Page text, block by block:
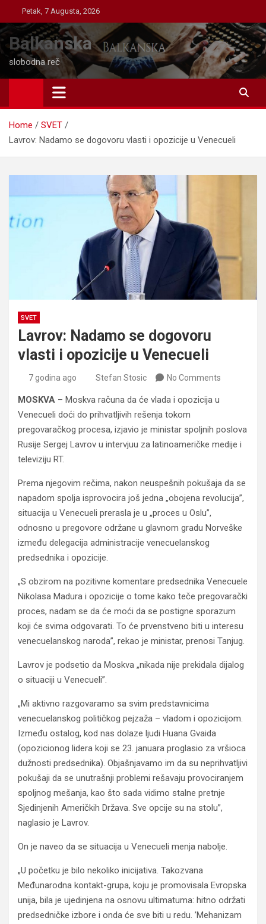
to
content
Petak, 7 Augusta, 2026
Balkanska
slobodna reč
Home
SVET
Lavrov: Nadamo se dogovoru vlasti i opozicije u Venecueli
SVET
Lavrov: Nadamo se dogovoru
vlasti i opozicije u Venecueli
7 godina ago Stefan Stosic No Comments
MOSKVA – Moskva računa da će vlada i opozicija u
Venecueli doći do prihvatljivih rešenja tokom
pregovaračkog procesa, izjavio je ministar spoljnih poslova
Rusije Sergej Lavrov u intervjuu za latinoameričke medije i
televiziju RT.
Prema njegovim rečima, nakon neuspešnih pokušaja da se
napadom spolja isprovocira još jedna „obojena revolucija”,
situacija u Venecueli prerasla je u „proces u Oslu”,
odnosno u pregovore održane u glavnom gradu Norveške
između delegacija administracije venecuelanskog
predsednika i opozicije.
„S obzirom na pozitivne komentare predsednika Venecuele
Nikolasa Madura i opozicije o tome kako teče pregovarački
proces, nadam se da će moći da se postigne sporazum
koji će svima odgovarati. To će prvenstveno biti u interesu
venecuelanskog naroda”, rekao je ministar, prenosi Tanjug.
Lavrov je podsetio da Moskva „nikada nije prekidala dijalog
o situaciji u Venecueli”.
„Mi aktivno razgovaramo sa svim predstavnicima
venecuelanskog političkog pejzaža – vladom i opozicijom.
Između ostalog, kod nas dolaze ljudi Huana Gvaida
(opozicionog lidera koji se 23. januara proglasio za vršioca
dužnosti predsednika). Objašnjavamo im da su neprihvatljivi
pokušaji da se unutrašnji problemi rešavaju provociranjem
spoljnog mešanja, kao što sada vidimo stalne pretnje
Sjedinjenih Američkih Država. Sve opcije su na stolu”,
naglasio je Lavrov.
On je naveo da se situacija u Venecueli menja nabolje.
„U početku je bilo nekoliko inicijativa. Takozvana
Međunarodna kontakt-grupa, koju je promovisala Evropska
unija, bila je ujedinjena na osnovu ultimatuma: hitno održati
predsedničke izbore i onda će sve biti u redu. ’Mehanizam